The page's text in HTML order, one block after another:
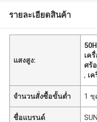
รายละเอียดสินค้า
แสงสูง:
เค
ศร้
, เ
จำนวนสั่งซื้อขั้นต่ำ 1 ชุ
ชื่อแบรนด์